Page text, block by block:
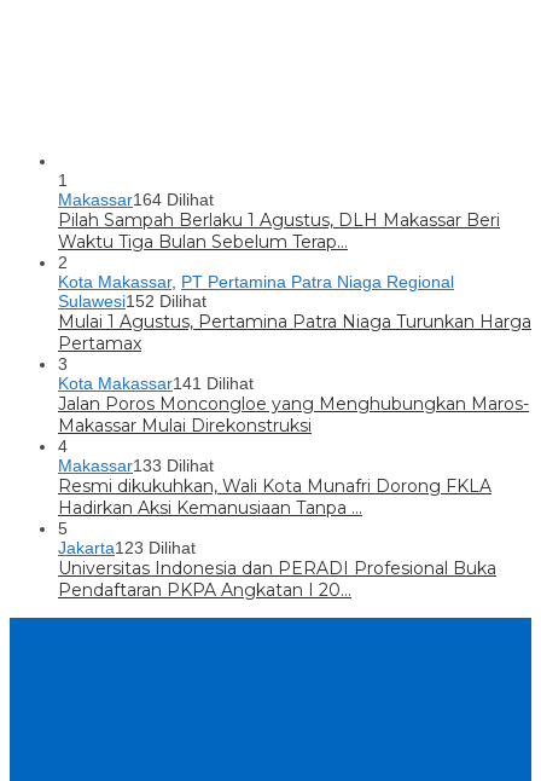
1
Makassar164 Dilihat
Pilah Sampah Berlaku 1 Agustus, DLH Makassar Beri
Waktu Tiga Bulan Sebelum Terap…
2
Kota Makassar, PT Pertamina Patra Niaga Regional
Sulawesi152 Dilihat
Mulai 1 Agustus, Pertamina Patra Niaga Turunkan Harga
Pertamax
3
Kota Makassar141 Dilihat
Jalan Poros Moncongloe yang Menghubungkan Maros-
Makassar Mulai Direkonstruksi
4
Makassar133 Dilihat
Resmi dikukuhkan, Wali Kota Munafri Dorong FKLA
Hadirkan Aksi Kemanusiaan Tanpa …
5
Jakarta123 Dilihat
Universitas Indonesia dan PERADI Profesional Buka
Pendaftaran PKPA Angkatan I 20…